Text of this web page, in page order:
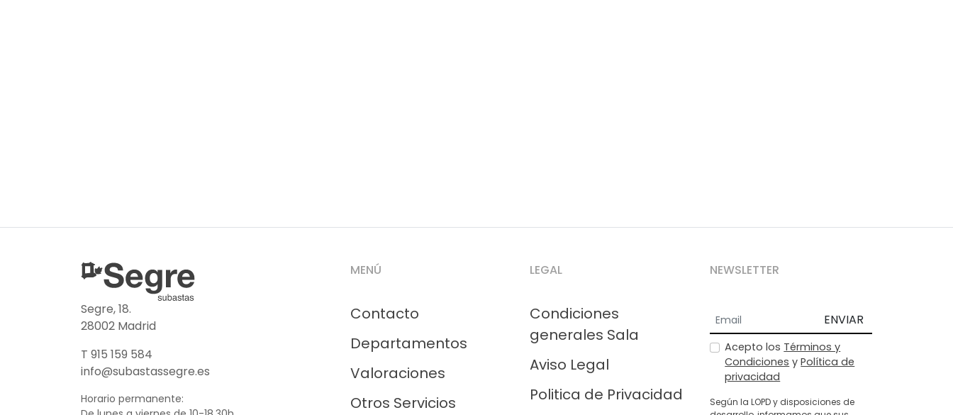
Segre, 18.
28002 Madrid
T 915 159 584
info@subastassegre.es
Horario permanente:
MENÚ
Contacto
Departamentos
Valoraciones
Otros Servicios
LEGAL
Condiciones
generales Sala
Aviso Legal
Politica de Privacidad
NEWSLETTER
ENVIAR
Acepto los Términos y
Condiciones yPolítica de
privacidad
Según la LOPD y disposiciones de